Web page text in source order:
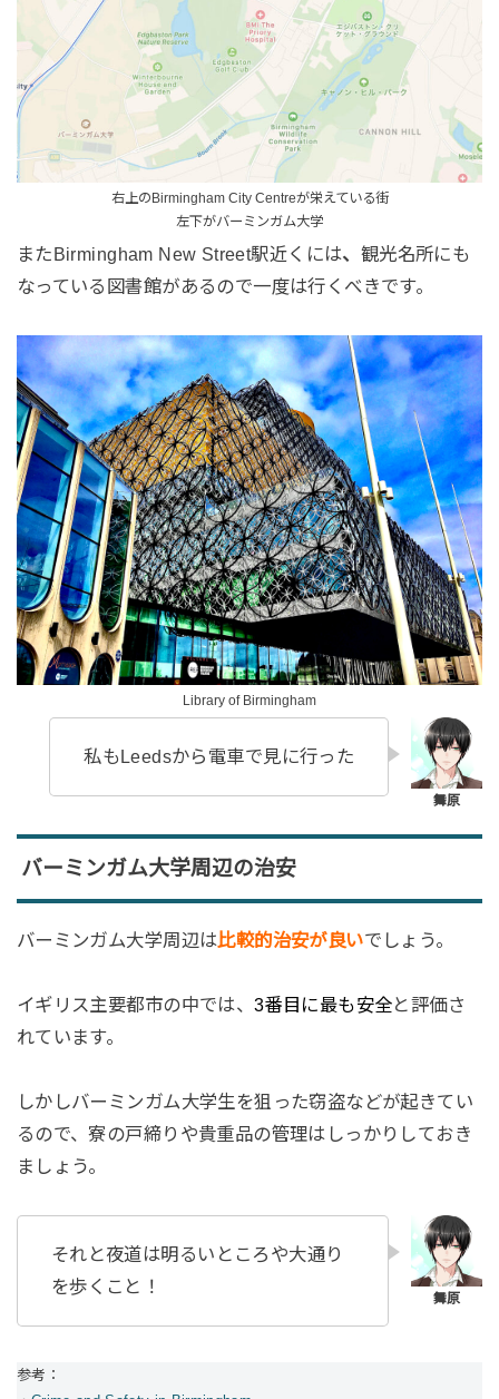
右上のBirmingham City Centreが栄えている街
左下がバーミンガム大学
またBirmingham New Street駅近くには、 観光名所にも
なっている図書館があるので一度は行くべきです。
Library of Birmingham
私もLeedsから電車で見に行った
バーミンガム大学周辺の治安
バーミンガム大学周辺は比較的治安が良いでしょう。
イギリス主要都市の中では、3番目に最も安全と評価さ
れています。
しかしバーミンガム大学生を狙った窃盗などが起きてい
るので、寮の戸締りや貴重品の管理はしっかりしておき
ましょう。
それと夜道は明るいところや大通り
を歩くこと！
参考：